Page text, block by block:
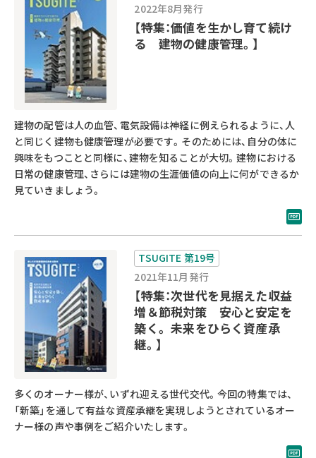
2022年8月発行
【特集：価値を生かし育て続け
る 建物の健康管理。】
建物の配管は人の血管、電気設備は神経に例えられるように、人
と同じく建物も健康管理が必要です。そのためには、自分の体に
興味をもつことと同様に、建物を知ることが大切。建物における
日常の健康管理、さらには建物の生涯価値の向上に何ができるか
見ていきましょう。
TSUGITE 第19号
2021年11月発行
【特集：次世代を見据えた収益
増＆節税対策 安心と安定を
築く。 未来をひらく資産承
継。】
多くのオーナー様が、いずれ迎える世代交代。今回の特集では、
「新築」を通して有益な資産承継を実現しようとされているオー
ナー様の声や事例をご紹介いたします。